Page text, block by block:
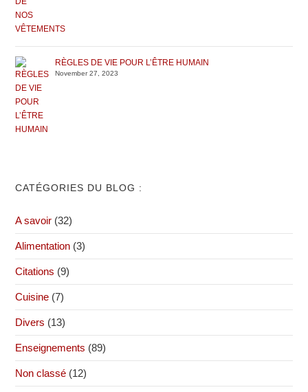
RÈGLES DE VIE POUR L’ÊTRE HUMAIN
November 27, 2023
CATÉGORIES DU BLOG :
A savoir (32)
Alimentation (3)
Citations (9)
Cuisine (7)
Divers (13)
Enseignements (89)
Non classé (12)